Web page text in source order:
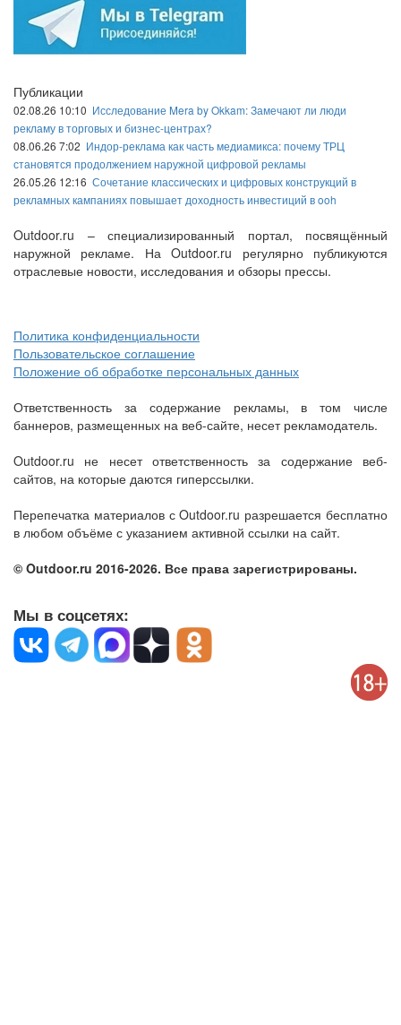
Публикации
02.08.26 10:10 Исследование Mera by Okkam: Замечают ли люди
рекламу в торговых и бизнес-центрах?
08.06.26 7:02 Индор-реклама как часть медиамикса: почему ТРЦ
становятся продолжением наружной цифровой рекламы
26.05.26 12:16 Сочетание классических и цифровых конструкций в
рекламных кампаниях повышает доходность инвестиций в ooh
Outdoor.ru – специализированный портал, посвящённый
наружной рекламе. На Outdoor.ru регулярно публикуются
отраслевые новости, исследования и обзоры прессы.
Политика конфиденциальности
Пользовательское соглашение
Положение об обработке персональных данных
Ответственность за содержание рекламы, в том числе
баннеров, размещенных на веб-сайте, несет рекламодатель.
Outdoor.ru не несет ответственность за содержание веб-
сайтов, на которые даются гиперссылки.
Перепечатка материалов с Outdoor.ru разрешается бесплатно
в любом объёме с указанием активной ссылки на сайт.
© Outdoor.ru 2016-2026. Все права зарегистрированы.
Мы в соцсетях: